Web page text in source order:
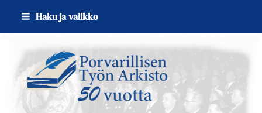
Siirry
sivun
sisältöön
Haku ja valikko
Sivuston etusivulle